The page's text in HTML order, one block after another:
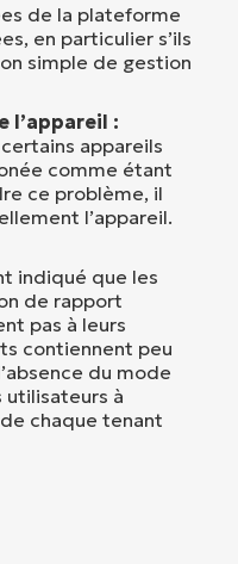
de la plateforme
en particulier s’ils
simple de gestion
l’appareil :
appareils
comme étant
ce problème, il
l’appareil.
indiqué que les
de rapport
pas à leurs
contiennent peu
du mode
à
chaque tenant